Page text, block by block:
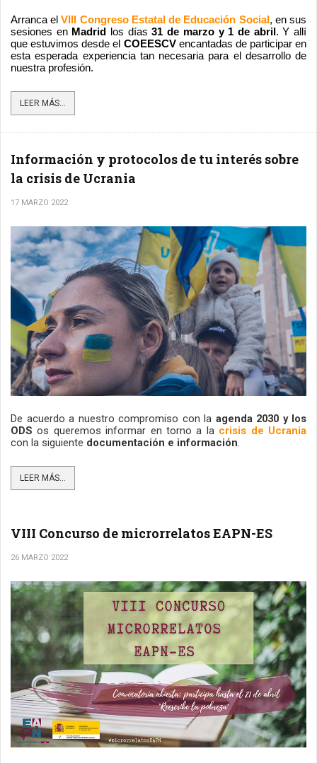
Arranca el VIII Congreso Estatal de Educación Social , en sus
sesiones en Madrid los días 31 de marzo y 1 de abril . Y allí
que estuvimos desde el COEESCV encantadas de participar en
esta esperada experiencia tan necesaria para el desarrollo de
nuestra profesión.
LEER MÁS...
Información y protocolos de tu interés sobre
la crisis de Ucrania
17 MARZO 2022
De acuerdo a nuestro compromiso con la agenda 2030 y los
ODS os queremos informar en torno a la crisis de Ucrania
con la siguiente documentación e información.
LEER MÁS...
VIII Concurso de microrrelatos EAPN-ES
26 MARZO 2022